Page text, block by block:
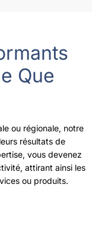
Que
ou régionale, notre
résultats de
vous devenez
attirant ainsi les
ou produits.